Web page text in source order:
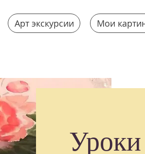
Арт экскурсии Мои